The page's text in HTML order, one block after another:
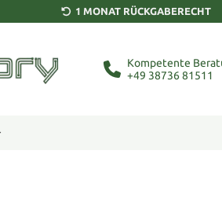
1 MONAT RÜCKGABERECHT
Kompetente
+49 38736 81511